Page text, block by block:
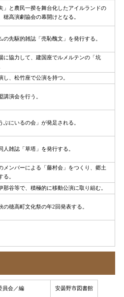
」と農民一揆を舞台化したアイルランドの
穂高演劇協会の幕開けとなる。
の先駆的雑誌「売恥醜文」を発行する。
に協力して、建国座でルメルテンの「坑
し、松竹座で公演を持つ。
講演会を行う。
ぶにいるの会」が発足される。
人雑誌「草塔」を発行する。
メンバーによる「藤村会」をつくり、郷土
る。
那谷等で、積極的に移動公演に取り組む。
の穂高町文化祭の年2回発表する。
員会／編 安曇野市図書館